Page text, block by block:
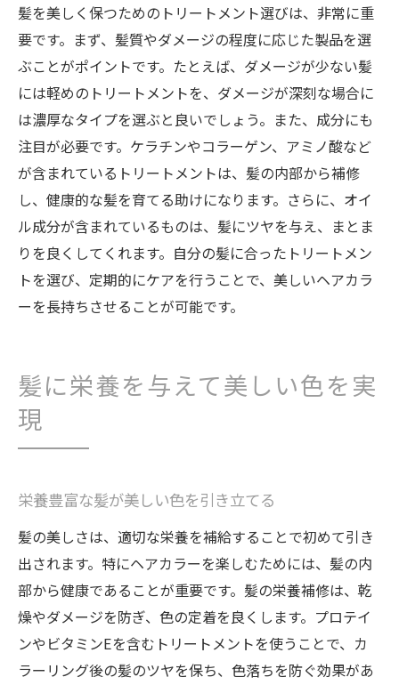
髪を美しく保つためのトリートメント選びは、非常に重
要です。まず、髪質やダメージの程度に応じた製品を選
ぶことがポイントです。たとえば、ダメージが少ない髪
には軽めのトリートメントを、ダメージが深刻な場合に
は濃厚なタイプを選ぶと良いでしょう。また、成分にも
注目が必要です。ケラチンやコラーゲン、アミノ酸など
が含まれているトリートメントは、髪の内部から補修
し、健康的な髪を育てる助けになります。さらに、オイ
ル成分が含まれているものは、髪にツヤを与え、まとま
りを良くしてくれます。自分の髪に合ったトリートメン
トを選び、定期的にケアを行うことで、美しいヘアカラ
ーを長持ちさせることが可能です。
髪に栄養を与えて美しい色を実
現
栄養豊富な髪が美しい色を引き立てる
髪の美しさは、適切な栄養を補給することで初めて引き
出されます。特にヘアカラーを楽しむためには、髪の内
部から健康であることが重要です。髪の栄養補修は、乾
燥やダメージを防ぎ、色の定着を良くします。プロテイ
ンやビタミンEを含むトリートメントを使うことで、カ
ラーリング後の髪のツヤを保ち、色落ちを防ぐ効果があ